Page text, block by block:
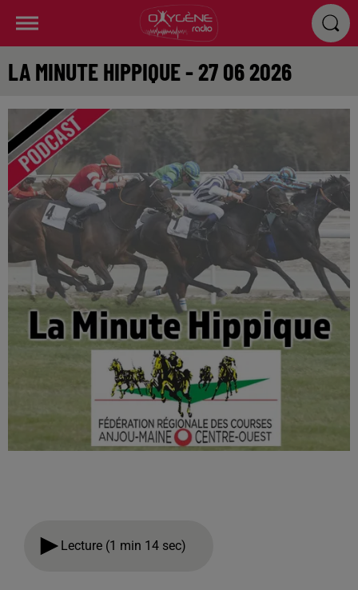
LA MINUTE HIPPIQUE - 27 06 2026
Lecture (1 min 14 sec)